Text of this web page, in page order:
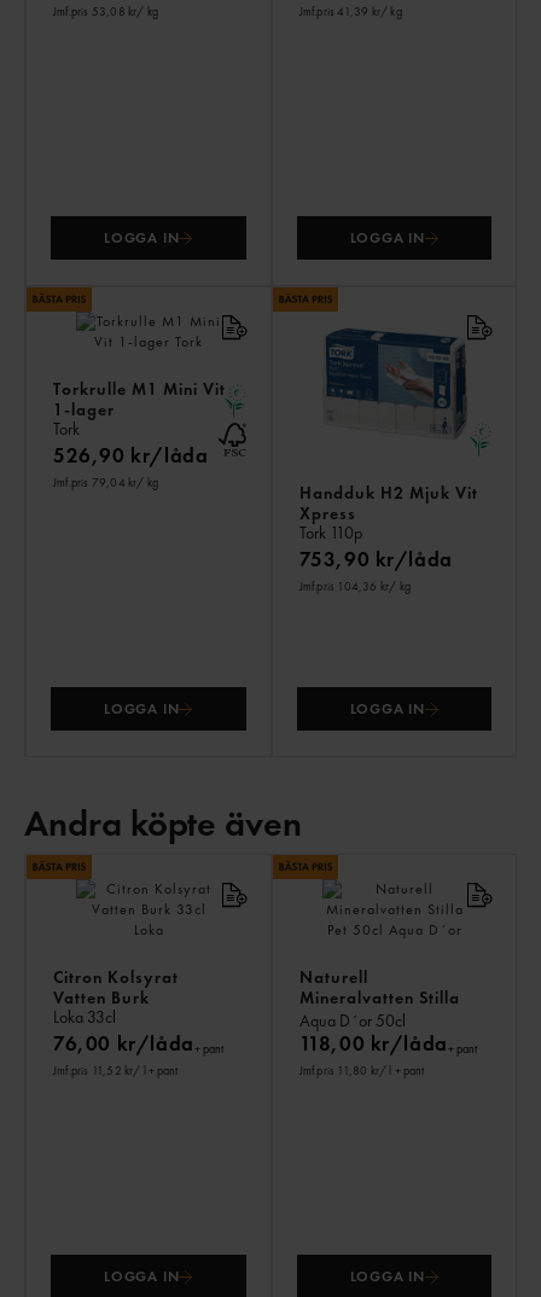
Jmf.pris 53,08 kr/ kg
LOGGA IN
Jmf.pris 41,39 kr/ kg
LOGGA IN
Torkrulle M1 Mini Vit
1-lager
Tork
526,90 kr/låda
Jmf.pris 79,04 kr/ kg
LOGGA IN
Handduk H2 Mjuk Vit
Xpress
Tork 110p
753,90 kr/låda
Jmf.pris 104,36 kr/ kg
LOGGA IN
Andra köpte även
Citron Kolsyrat
Vatten Burk
Loka 33cl
76,00 kr/låda+ pant
Jmf.pris 11,52 kr/ l + pant
LOGGA IN
Naturell
Mineralvatten Stilla
Pet
Aqua D´or 50cl
118,00 kr/låda+ pant
Jmf.pris 11,80 kr/ l + pant
LOGGA IN